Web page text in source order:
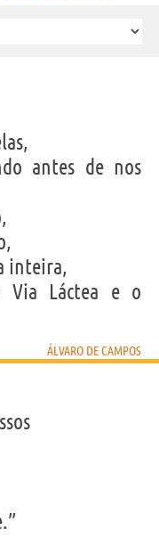
de Campos
ÁLVARO DE CAMPOS
Tweet
antes de nos
inteira,
Via Láctea e o
ÁLVARO DE CAMPOS